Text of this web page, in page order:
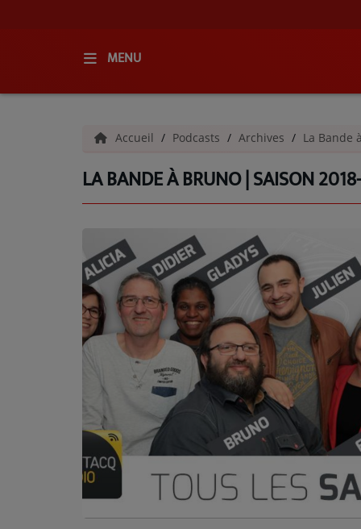
MENU
QUI SOMMES-NOUS ?
GRILLE DES PROGRAMMES
C'ÉTAIT QUOI CE TITRE ?
PODCASTS - SAISON 2026/2027
NOS PROGRAMMES COURTS
ARCHIVES - SAISONS PASSÉES
VOS ÉMISSIONS EN IMAGES
Accueil Podcasts Archives La Bande
LA BANDE À BRUNO | SAISON